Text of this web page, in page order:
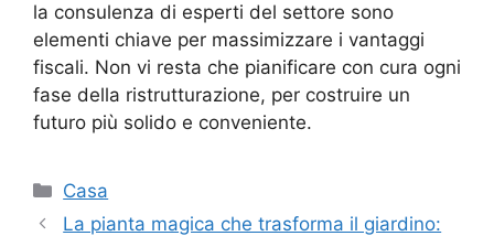
la consulenza di esperti del settore sono
elementi chiave per massimizzare i vantaggi
fiscali. Non vi resta che pianificare con cura ogni
fase della ristrutturazione, per costruire un
futuro più solido e conveniente.
Categorie
Casa
La pianta magica che trasforma il giardino: